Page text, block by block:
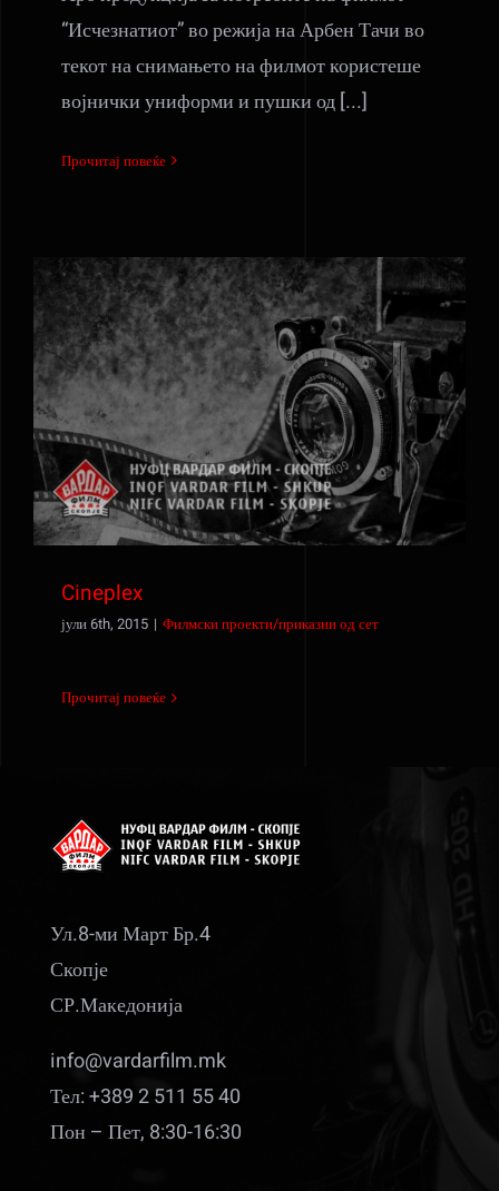
“Исчезнатиот” во режија на Арбен Тачи во
текот на снимањето на филмот користеше
војнички униформи и пушки од [...]
Прочитај повеќе
Cineplex
Cineplex
јули 6th, 2015 | Филмски проекти/приказни од сет
Прочитај повеќе
Ул.8-ми Март Бр.4
Скопје
СР.Македонија
info@vardarfilm.mk
Тел: +389 2 511 55 40
Пон – Пет, 8:30-16:30